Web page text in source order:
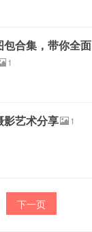
合集，带你全面
1
艺术分享 1
下一页